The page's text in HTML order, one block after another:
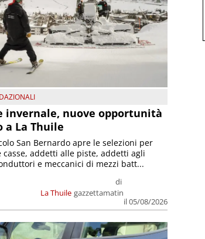
invernale, nuove opportunità
a La Thuile
La Thuile
di
gazzettamatin
il 05/08/2026
San Bernardo apre le selezioni per
casse, addetti alle piste, addetti agli
e meccanici di mezzi batt...